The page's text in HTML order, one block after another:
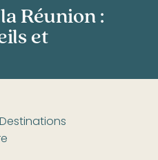
Réunion :
et
Destinations